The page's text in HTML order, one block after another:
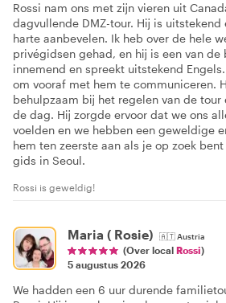
Rossi nam ons met zijn vieren uit
dagvullende DMZ-tour. Hij is uitstekend
harte aanbevelen. Ik heb over de hele
privégidsen gehad, en hij is een van de
innemend en spreekt uitstekend
om vooraf met hem te communiceren.
behulpzaam bij het regelen van de
de dag. Hij zorgde ervoor dat we ons
voelden en we hebben een geweldige
hem ten zeerste aan als je op zoek
gids in Seoul.
Rossi is geweldig!
Maria ( Rosie) 🇦🇹Austria
(Over local Rossi)
5 augustus 2026
We hadden een 6 uur durende